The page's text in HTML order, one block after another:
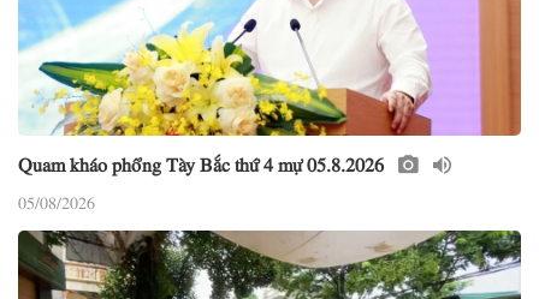
Quam kháo phổng Tày Bắc thứ 4 mự 05.8.2026
05/08/2026